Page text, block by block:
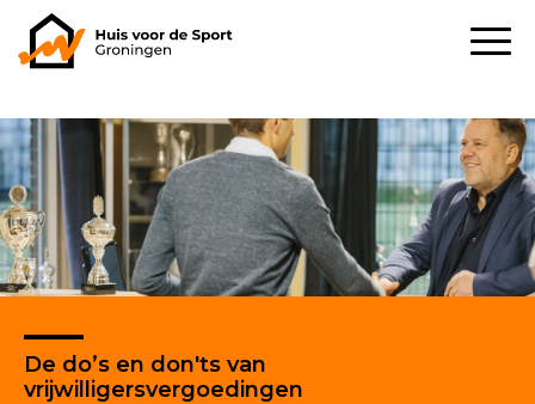
De do’s en don'ts van
vrijwilligersvergoedingen